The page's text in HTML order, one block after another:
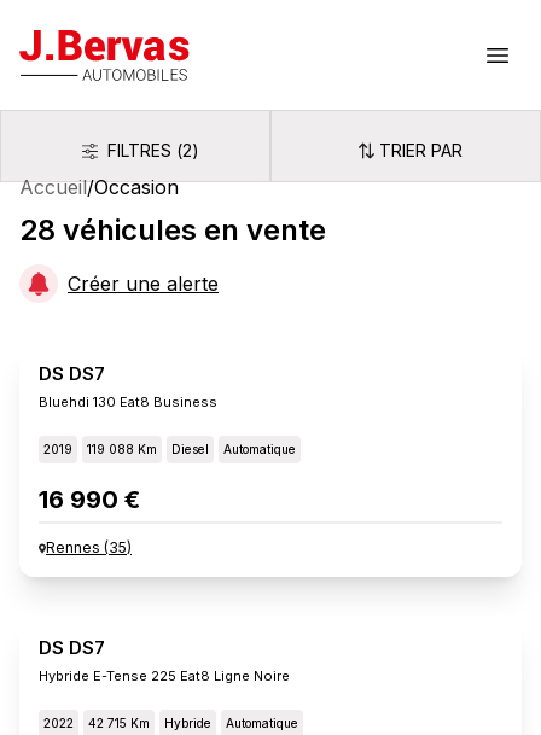
J.Bervas
FiltresFILTRES (2) Trier par
TRIER PAR
Accueil/Occasion
28 véhicules en vente
Créer une alerte
DS DS7
Bluehdi 130 Eat8 Business
2019 119 088 Km Diesel Automatique
16 990 €
Rennes (35)
DS DS7
Hybride E-Tense 225 Eat8 Ligne Noire
2022 42 715 Km Hybride Automatique